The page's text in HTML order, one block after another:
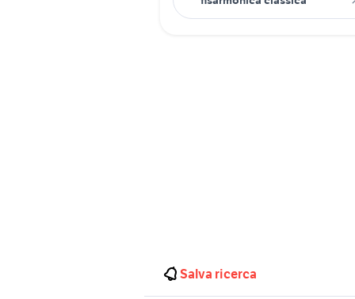
Salva ricerca